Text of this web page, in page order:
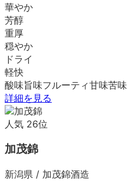
華やか
芳醇
重厚
穏やか
ドライ
軽快
酸味旨味フルーティ甘味苦味
詳細を見る
人気 26位
加茂錦
新潟県 / 加茂錦酒造